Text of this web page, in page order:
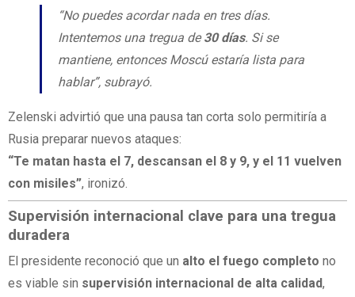
“No puedes acordar nada en tres días.
Intentemos una tregua de30 días. Si se
mantiene, entonces Moscú estaría lista para
hablar”, subrayó.
Zelenski advirtió que una pausa tan corta solo permitiría a
Rusia preparar nuevos ataques:
“Te matan hasta el 7, descansan el 8 y 9, y el 11 vuelven
con misiles”, ironizó.
Supervisión internacional clave para una tregua
duradera
El presidente reconoció que un alto el fuego completo no
es viable sin supervisión internacional de alta calidad,